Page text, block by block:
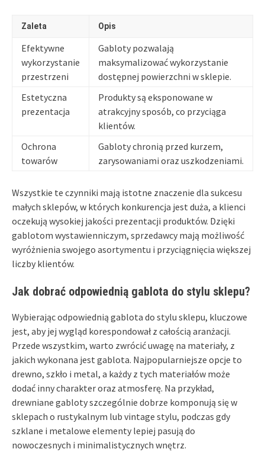
Zaleta Opis
Efektywne
wykorzystanie
przestrzeni
Gabloty pozwalają
maksymalizować wykorzystanie
dostępnej powierzchni w sklepie.
Estetyczna
prezentacja
Produkty są eksponowane w
atrakcyjny sposób, co przyciąga
klientów.
Ochrona
towarów
Gabloty chronią przed kurzem,
zarysowaniami oraz uszkodzeniami.
Wszystkie te czynniki mają istotne znaczenie dla sukcesu
małych sklepów, w których konkurencja jest duża, a klienci
oczekują wysokiej jakości prezentacji produktów. Dzięki
gablotom wystawienniczym, sprzedawcy mają możliwość
wyróżnienia swojego asortymentu i przyciągnięcia większej
liczby klientów.
Jak dobrać odpowiednią gablota do stylu sklepu?
Wybierając odpowiednią gablota do stylu sklepu, kluczowe
jest, aby jej wygląd korespondował z całością aranżacji.
Przede wszystkim, warto zwrócić uwagę na materiały, z
jakich wykonana jest gablota. Najpopularniejsze opcje to
drewno, szkło i metal, a każdy z tych materiałów może
dodać inny charakter oraz atmosferę. Na przykład,
drewniane gabloty szczególnie dobrze komponują się w
sklepach o rustykalnym lub vintage stylu, podczas gdy
szklane i metalowe elementy lepiej pasują do
nowoczesnych i minimalistycznych wnętrz.